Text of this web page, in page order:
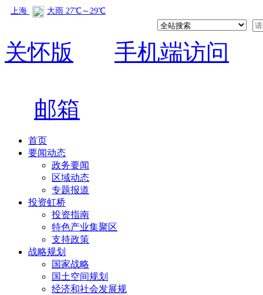
关怀版 手机端访问
邮箱
首页
要闻动态
政务要闻
区域动态
专题报道
投资虹桥
投资指南
特色产业集聚区
支持政策
战略规划
国家战略
国土空间规划
经济和社会发展规